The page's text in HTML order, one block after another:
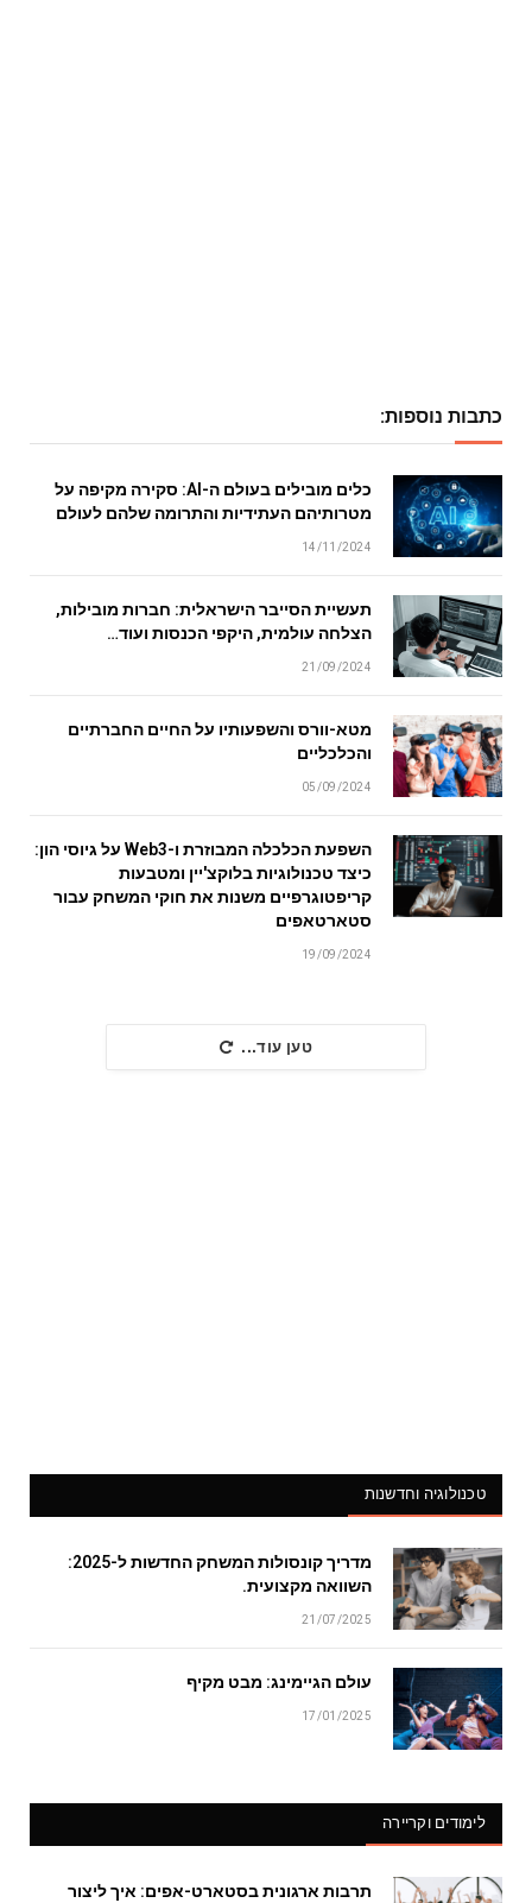
כתבות נוספות:
כלים מובילים בעולם ה-AI: סקירה מקיפה על
מטרותיהם העתידיות והתרומה שלהם לעולם
14/11/2024
תעשיית הסייבר הישראלית: חברות מובילות,
הצלחה עולמית, היקפי הכנסות ועוד…
21/09/2024
מטא-וורס והשפעותיו על החיים החברתיים
והכלכליים
05/09/2024
השפעת הכלכלה המבוזרת ו-Web3 על גיוסי הון:
כיצד טכנולוגיות בלוקצ'יין ומטבעות
קריפטוגרפיים משנות את חוקי המשחק עבור
סטארטאפים
19/09/2024
טען עוד...
טכנולוגיה וחדשנות
מדריך קונסולות המשחק החדשות ל-2025:
השוואה מקצועית.
21/07/2025
עולם הגיימינג: מבט מקיף
17/01/2025
לימודים וקריירה
תרבות ארגונית בסטארט-אפים: איך ליצור